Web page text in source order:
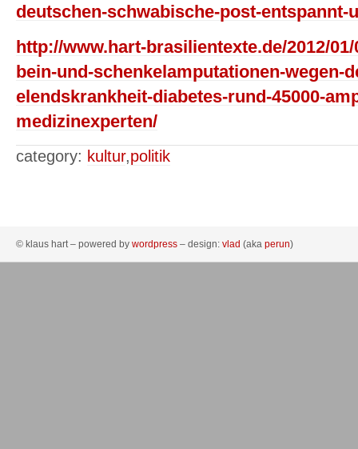
deutschen-schwabische-post-
http://www.hart-brasilientexte.de/2012/
bein-und-schenkelamputationen-wegen-
elendskrankheit-diabetes-rund-45000-
medizinexperten/
category: kultur,politik
© klaus hart – powered by wordpress – design: vlad (aka perun)